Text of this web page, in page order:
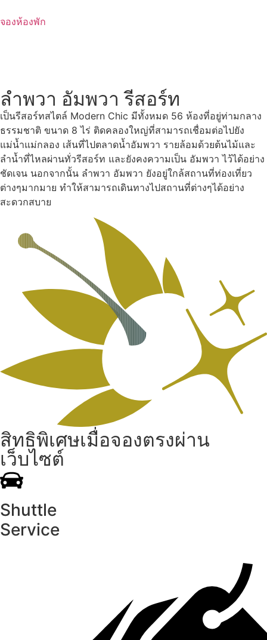
to
จองห้องพัก
ลำพวา อัมพวา รีสอร์ท
เป็นรีสอร์ทสไตล์ Modern Chic มีทั้งหมด 56 ห้องที่อยู่ท่ามกลาง
ธรรมชาติ ขนาด 8 ไร่ ติดคลองใหญ่ที่สามารถเชื่อมต่อไปยัง
แม่น้ำแม่กลอง เส้นที่ไปตลาดน้ำอัมพวา รายล้อมด้วยต้นไม้และ
ลำน้ำที่ไหลผ่านทั่วรีสอร์ท และยังคงความเป็น อัมพวา ไว้ได้อย่าง
ชัดเจน นอกจากนั้น ลำพวา อัมพวา ยังอยู่ใกล้สถานที่ท่องเที่ยว
ต่างๆมากมาย ทำให้สามารถเดินทางไปสถานที่ต่างๆได้อย่าง
สะดวกสบาย
สิทธิพิเศษเมื่อจองตรงผ่าน
เว็บไซต์
Shuttle
Service